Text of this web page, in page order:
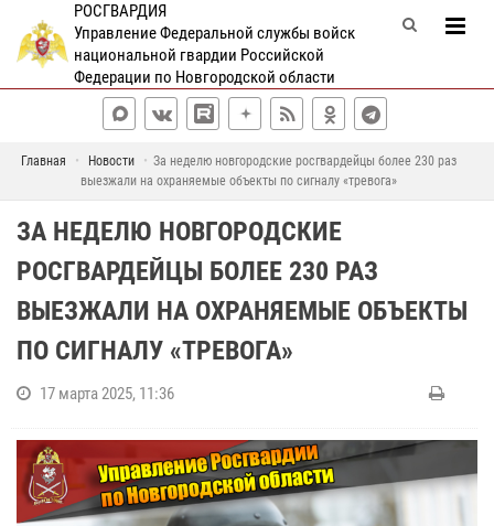
РОСГВАРДИЯ
Управление Федеральной службы войск
национальной гвардии Российской
Федерации по Новгородской области
Главная Новости
За неделю новгородские росгвардейцы более 230 раз
выезжали на охраняемые объекты по сигналу «тревога»
ЗА НЕДЕЛЮ НОВГОРОДСКИЕ
РОСГВАРДЕЙЦЫ БОЛЕЕ 230 РАЗ
ВЫЕЗЖАЛИ НА ОХРАНЯЕМЫЕ ОБЪЕКТЫ
ПО СИГНАЛУ «ТРЕВОГА»
17 марта 2025, 11:36